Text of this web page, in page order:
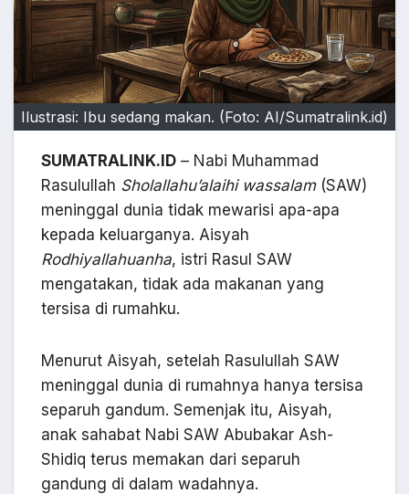
Ilustrasi: Ibu sedang makan. (Foto: AI/Sumatralink.id)
SUMATRALINK.ID – Nabi Muhammad
Rasulullah Sholallahu’alaihi wassalam(SAW)
meninggal dunia tidak mewarisi apa-apa
kepada keluarganya. Aisyah
Rodhiyallahuanha, istri Rasul SAW
mengatakan, tidak ada makanan yang
tersisa di rumahku.
Menurut Aisyah, setelah Rasulullah SAW
meninggal dunia di rumahnya hanya tersisa
separuh gandum. Semenjak itu, Aisyah,
anak sahabat Nabi SAW Abubakar Ash-
Shidiq terus memakan dari separuh
gandung di dalam wadahnya.